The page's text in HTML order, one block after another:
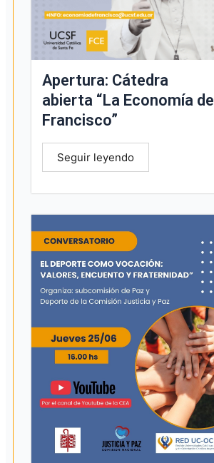
Apertura: Cátedra
abierta “La Economía de
Francisco”
Seguir leyendo